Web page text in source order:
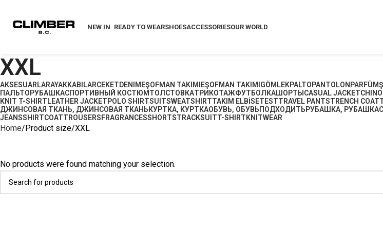
NEW IN READY TO WEARSHOESACCESSORIESOUR WORLD
XXL
AKSESUARLARAYAKKABILARCEKETDENIM EŞOFMAN TAKIMI EŞOFMAN TAKIMI GÖMLEKPALTOPANTOLON PARFÜM
ПАЛЬТОРУБАШКАСПОРТИВНЫЙ КОСТЮМТОЛСТОВКАТРИКОТАЖФУТБОЛКАШОРТЫ CASUAL JACKET
KNIT T-SHIRTLEATHER JACKETPOLO SHIRTSUITSWEATSHIRTTAKIM ELBİSETESTTRAVEL PANTSTRENCH COAT
ДЖИНСОВАЯ ТКАНЬ, ДЖИНСОВАЯ ТКАНЬКУРТКА, КУРТКАОБУВЬ, ОБУВЬПОДХОДИТЬРУБАШКА, РУБАШКА
JEANSSHIRTCOATTROUSERSFRAGRANCESSHORTSTRACKSUITT-SHIRTKNITWEAR
Home Product size XXL
No products were found matching your selection.